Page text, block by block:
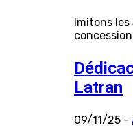
Imitons les
Latran
09/11/25 -